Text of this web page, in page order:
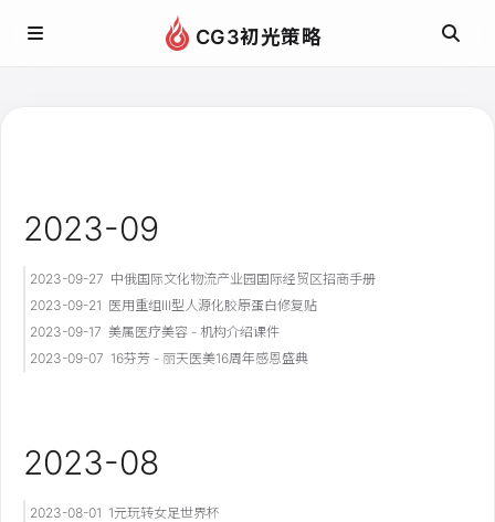
CG3初光策略
2023-09
2023-09-27 中俄国际文化物流产业园国际经贸区招商手册
2023-09-21 医用重组III型人源化胶原蛋白修复贴
2023-09-17 美属医疗美容 - 机构介绍课件
2023-09-07 16芬芳 - 丽天医美16周年感恩盛典
2023-08
2023-08-01 1元玩转女足世界杯